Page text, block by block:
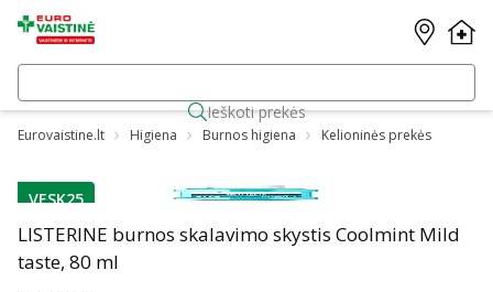
Ieškoti prekės
Eurovaistine.lt Higiena Burnos higiena Kelioninės prekės
patarimas
VESK25
LISTERINE burnos skalavimo skystis Coolmint Mild
taste, 80 ml